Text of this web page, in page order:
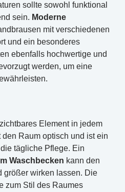
sollte sowohl funktional
sein. Moderne
mit verschiedenen
und ein besonderes
ebenfalls hochwertige und
werden, um eine
Element in jedem
Raum optisch und ist ein
tägliche Pflege. Ein
Waschbecken kann den
größer wirken lassen. Die
zum Stil des Raumes